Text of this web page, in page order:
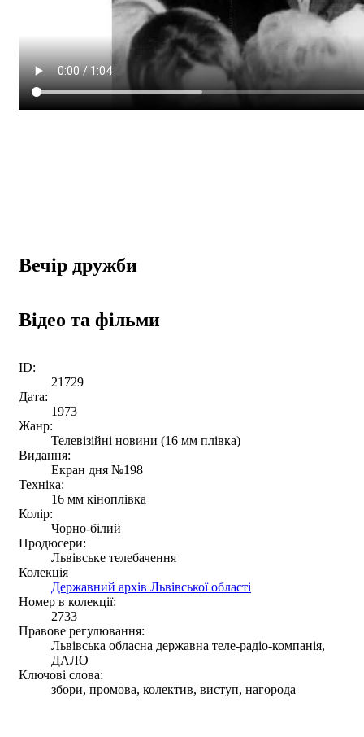
Вечір дружби
Відео та фільми
ID:
21729
Дата:
1973
Жанр:
Телевізійні новини (16 мм плівка)
Видання:
Екран дня №198
Техніка:
16 мм кіноплівка
Колір:
Чорно-білий
Продюсери:
Львівське телебачення
Колекція
Державний архів Львівської області
Номер в колекції:
2733
Правове регулювання:
Львівська обласна державна теле-радіо-компанія,
ДАЛО
Ключові слова:
збори, промова, колектив, виступ, нагорода